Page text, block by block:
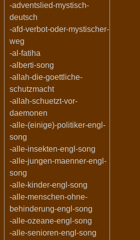
-adventslied-mystisch-
deutsch
-afd-verbot-oder-mystischer-
weg
-al-fatiha
-alberti-song
-allah-die-goettliche-
schutzmacht
-allah-schuetzt-vor-
daemonen
-alle-(einige)-politiker-engl-
song
-alle-insekten-engl-song
-alle-jungen-maenner-engl-
song
-alle-kinder-engl-song
-alle-menschen-ohne-
behinderung-engl-song
-alle-ozeane-engl-song
-alle-senioren-engl-song